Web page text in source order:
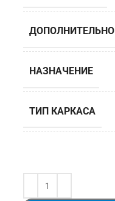
ДОПОЛНИТЕЛЬНО
НАЗНАЧЕНИЕ
ТИП КАРКАСА